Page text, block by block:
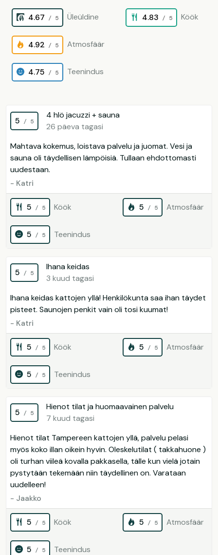
4.67 / 5 Üleüldine 4.83 / 5 Köök
4.92 / 5 Atmosfäär
4.75 / 5 Teenindus
5 / 5
4 hlö jacuzzi + sauna
26 päeva tagasi
Mahtava kokemus, loistava palvelu ja juomat. Vesi ja
sauna oli täydellisen lämpöisiä. Tullaan ehdottomasti
uudestaan.
- Katri
5 / 5 Köök 5 / 5 Atmosfäär
5 / 5 Teenindus
5 / 5
Ihana keidas
3 kuud tagasi
Ihana keidas kattojen yllä! Henkilökunta saa ihan täydet
pisteet. Saunojen penkit vain oli tosi kuumat!
- Katri
5 / 5 Köök 5 / 5 Atmosfäär
5 / 5 Teenindus
5 / 5
Hienot tilat ja huomaavainen palvelu
7 kuud tagasi
Hienot tilat Tampereen kattojen yllä, palvelu pelasi
myös koko illan oikein hyvin. Oleskelutilat ( takkahuone )
oli turhan viileä kovalla pakkasella, tälle kun vielä jotain
pystytään tekemään niin täydellinen on. Varataan
uudelleen!
- Jaakko
5 / 5 Köök 5 / 5 Atmosfäär
5 / 5 Teenindus